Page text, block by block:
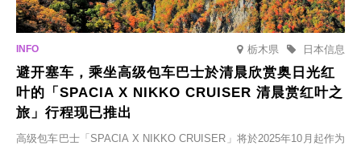
栃木県 日本信息
避开塞车，乘坐高级包车巴士於清晨欣赏奥日光红
叶的「SPACIA X NIKKO CRUISER 清晨赏红叶之
旅」行程现已推出
高级包车巴士「SPACIA X NIKKO CRUISER」将於2025年10月起作为